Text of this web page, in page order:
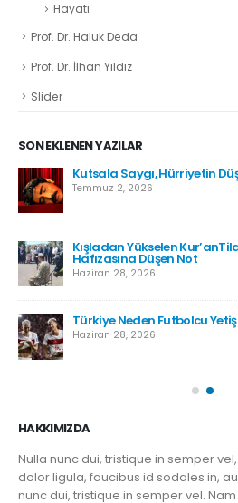
Hayatı
Prof. Dr. Haluk Deda
Prof. Dr. İlhan Yıldız
Slider
SON EKLENEN YAZILAR
Kutsala Saygı, Hürriyetin
Temmuz 2, 2026
Kışladan Yükselen
Hafızasına Düşen Not
Haziran 28, 2026
Türkiye Neden Futbolcu
Haziran 28, 2026
HAKKIMIZDA
Nulla nunc dui, tristique in semper
dolor ligula, faucibus id sodales in,
nunc dui, tristique in semper vel.